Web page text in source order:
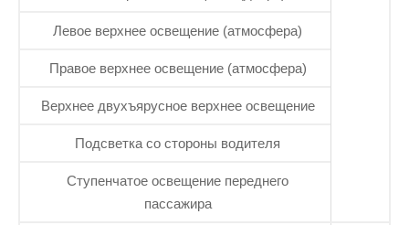
Левое верхнее освещение (атмосфера)
Правое верхнее освещение (атмосфера)
Верхнее двухъярусное верхнее освещение
Подсветка со стороны водителя
Ступенчатое освещение переднего
пассажира